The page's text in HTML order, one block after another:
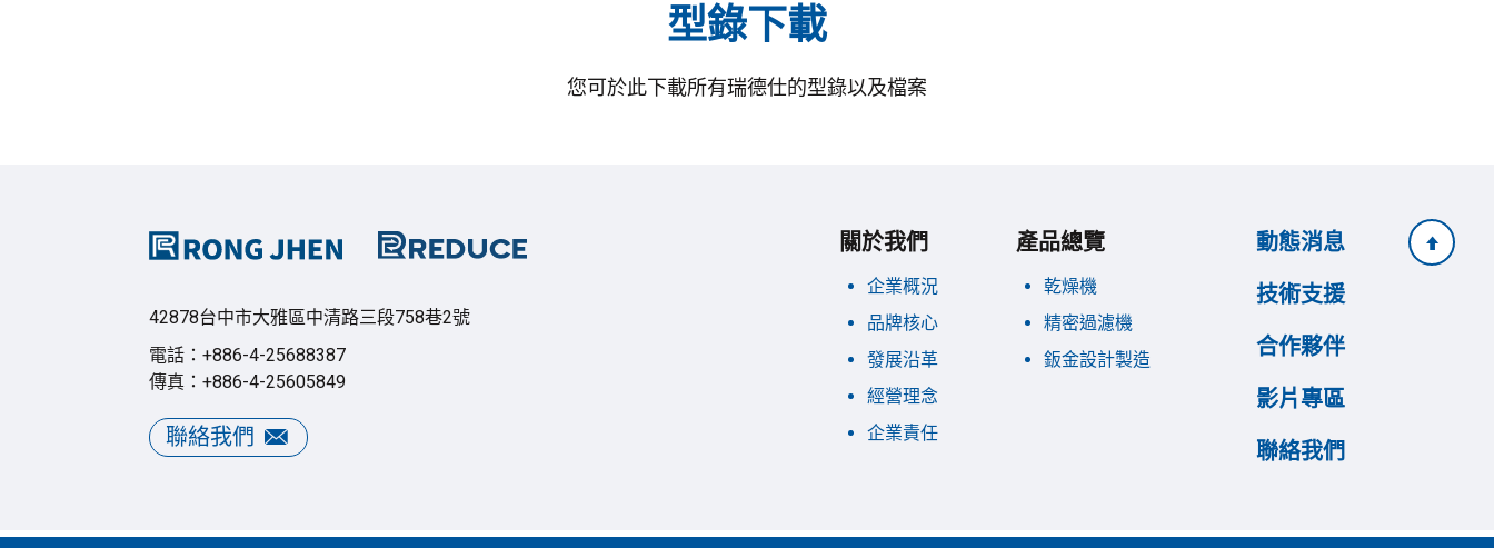
型錄下載
您可於此下載所有瑞德仕的型錄以及檔案
42878台中市大雅區中清路三段758巷2號
電話：+886-4-25688387
傳真：+886-4-25605849
聯絡我們
關於我們
企業概況
品牌核心
發展沿革
經營理念
企業責任
產品總覽
乾燥機
精密過濾機
鈑金設計製造
動態消息
技術支援
合作夥伴
影片專區
聯絡我們